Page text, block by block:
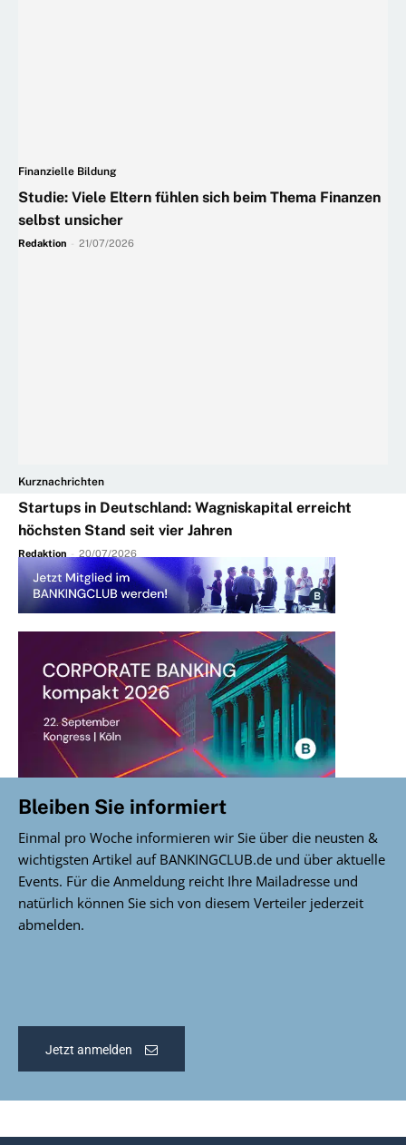
Finanzielle Bildung
Studie: Viele Eltern fühlen sich beim Thema Finanzen
selbst unsicher
Redaktion 21/07/2026
Kurznachrichten
Startups in Deutschland: Wagniskapital erreicht
höchsten Stand seit vier Jahren
Redaktion - 20/07/2026
Bleiben Sie informiert
Einmal pro Woche informieren wir Sie über die neusten &
wichtigsten Artikel auf BANKINGCLUB.de und über aktuelle
Events. Für die Anmeldung reicht Ihre Mailadresse und
natürlich können Sie sich von diesem Verteiler jederzeit
abmelden.
Jetzt anmelden